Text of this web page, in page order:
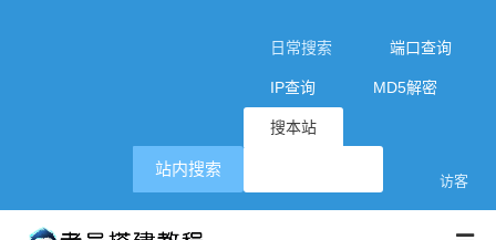
日常搜索 端口查询
IP查询 MD5解密
搜本站
访客
站内搜索